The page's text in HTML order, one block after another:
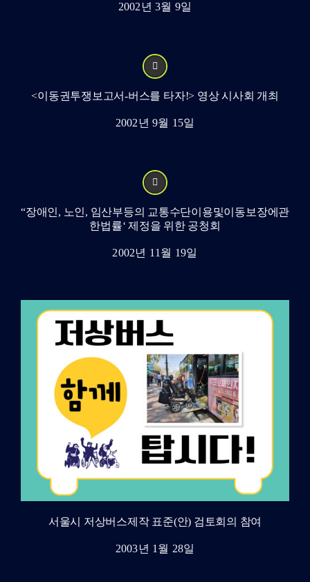
2002년 3월 9일
<이동권투쟁보고서-버스를 타자!> 영상 시사회 개최
2002년 9월 15일
“장애인, 노인, 임산부등의 교통수단이용및이동보장에관
한법률‘ 제정을 위한 공청회
2002년 11월 19일
서울시 저상버스제작 표준(안) 검토회의 참여
2003년 1월 28일